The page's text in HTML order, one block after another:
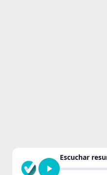
Escuchar